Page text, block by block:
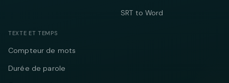
SRT to Word
TEXTE ET TEMPS
Compteur de mots
Durée de parole